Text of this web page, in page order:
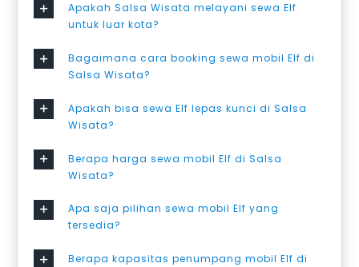
Apakah Salsa Wisata melayani sewa Elf
untuk luar kota?
Bagaimana cara booking sewa mobil Elf di
Salsa Wisata?
Apakah bisa sewa Elf lepas kunci di Salsa
Wisata?
Berapa harga sewa mobil Elf di Salsa
Wisata?
Apa saja pilihan sewa mobil Elf yang
tersedia?
Berapa kapasitas penumpang mobil Elf di